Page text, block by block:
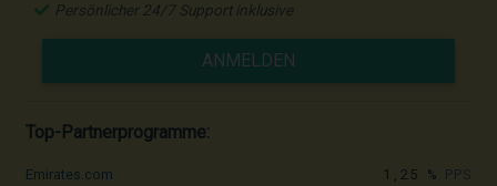
Persönlicher 24/7 Support inklusive
ANMELDEN
Top-Partnerprogramme:
Emirates.com 1,25 %